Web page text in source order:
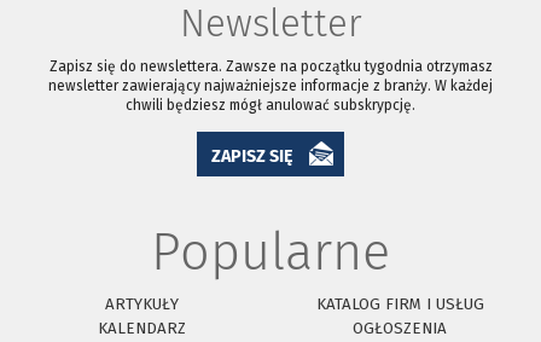
Newsletter
Zapisz się do newslettera. Zawsze na początku tygodnia otrzymasz
newsletter zawierający najważniejsze informacje z branży. W każdej
chwili będziesz mógł anulować subskrypcję.
ZAPISZ SIĘ
Popularne
ARTYKUŁY
KATALOG FIRM I USŁUG
KALENDARZ
OGŁOSZENIA